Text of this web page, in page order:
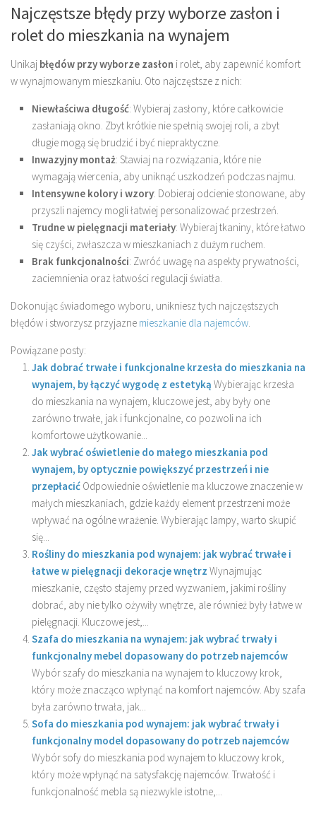
Najczęstsze błędy przy wyborze zasłon i
rolet do mieszkania na wynajem
Unikaj błędów przy wyborze zasłon i rolet, aby zapewnić komfort
w wynajmowanym mieszkaniu. Oto najczęstsze z nich:
Niewłaściwa długość: Wybieraj zasłony, które całkowicie
zasłaniają okno. Zbyt krótkie nie spełnią swojej roli, a zbyt
długie mogą się brudzić i być niepraktyczne.
Inwazyjny montaż: Stawiaj na rozwiązania, które nie
wymagają wiercenia, aby uniknąć uszkodzeń podczas najmu.
Intensywne kolory i wzory: Dobieraj odcienie stonowane, aby
przyszli najemcy mogli łatwiej personalizować przestrzeń.
Trudne w pielęgnacji materiały: Wybieraj tkaniny, które łatwo
się czyści, zwłaszcza w mieszkaniach z dużym ruchem.
Brak funkcjonalności: Zwróć uwagę na aspekty prywatności,
zaciemnienia oraz łatwości regulacji światła.
Dokonując świadomego wyboru, unikniesz tych najczęstszych
błędów i stworzysz przyjazne mieszkanie dla najemców.
Powiązane posty:
Jak dobrać trwałe i funkcjonalne krzesła do mieszkania na
wynajem, by łączyć wygodę z estetyką Wybierając krzesła
do mieszkania na wynajem, kluczowe jest, aby były one
zarówno trwałe, jak i funkcjonalne, co pozwoli na ich
komfortowe użytkowanie...
Jak wybrać oświetlenie do małego mieszkania pod
wynajem, by optycznie powiększyć przestrzeń i nie
przepłacić Odpowiednie oświetlenie ma kluczowe znaczenie w
małych mieszkaniach, gdzie każdy element przestrzeni może
wpływać na ogólne wrażenie. Wybierając lampy, warto skupić
się...
Rośliny do mieszkania pod wynajem: jak wybrać trwałe i
łatwe w pielęgnacji dekoracje wnętrz Wynajmując
mieszkanie, często stajemy przed wyzwaniem, jakimi rośliny
dobrać, aby nie tylko ożywiły wnętrze, ale również były łatwe w
pielęgnacji. Kluczowe jest,...
Szafa do mieszkania na wynajem: jak wybrać trwały i
funkcjonalny mebel dopasowany do potrzeb najemców
Wybór szafy do mieszkania na wynajem to kluczowy krok,
który może znacząco wpłynąć na komfort najemców. Aby szafa
była zarówno trwała, jak...
Sofa do mieszkania pod wynajem: jak wybrać trwały i
funkcjonalny model dopasowany do potrzeb najemców
Wybór sofy do mieszkania pod wynajem to kluczowy krok,
który może wpłynąć na satysfakcję najemców. Trwałość i
funkcjonalność mebla są niezwykle istotne,...